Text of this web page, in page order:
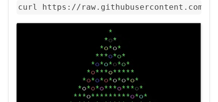
curl https://raw.githubusercontent.com/